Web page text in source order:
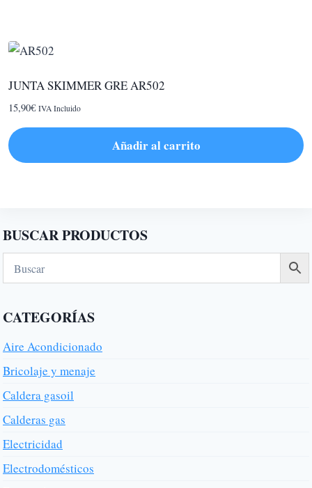
tiene
variantes.
opciones
se
pueden
página
de
producto
JUNTA SKIMMER GRE AR502
15,90€ IVA Incluido
Añadir al carrito
BUSCAR PRODUCTOS
CATEGORÍAS
Aire Acondicionado
Bricolaje y menaje
Caldera gasoil
Calderas gas
Electricidad
Electrodomésticos